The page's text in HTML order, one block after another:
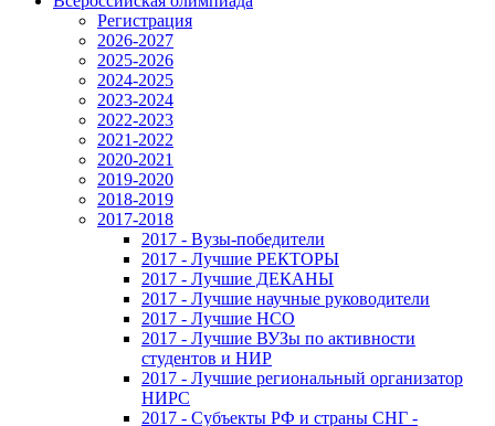
Регистрация
2026-2027
2025-2026
2024-2025
2023-2024
2022-2023
2021-2022
2020-2021
2019-2020
2018-2019
2017-2018
2017 - Вузы-победители
2017 - Лучшие РЕКТОРЫ
2017 - Лучшие ДЕКАНЫ
2017 - Лучшие научные руководители
2017 - Лучшие НСО
2017 - Лучшие ВУЗы по активности
студентов и НИР
2017 - Лучшие региональный организатор
НИРС
2017 - Субъекты РФ и страны СНГ -